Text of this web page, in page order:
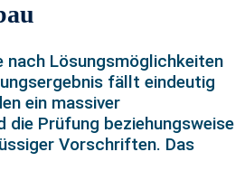
nach Lösungsmöglichkeiten
fällt eindeutig
ein massiver
die Prüfung beziehungsweise
Vorschriften. Das